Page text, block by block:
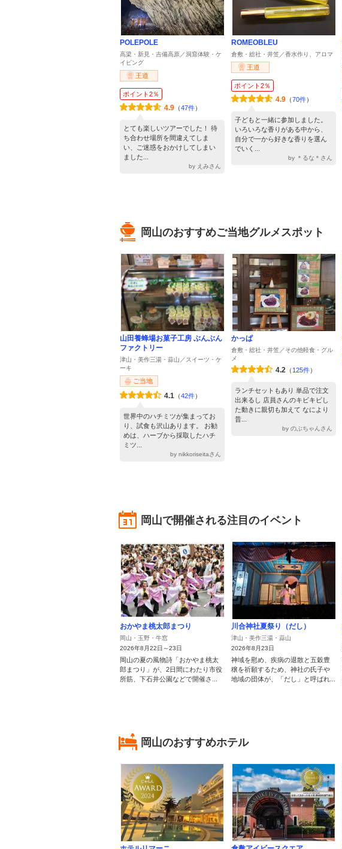
POLEPOLE
高梁・新見・吉備高原／洞窟体験・ケ
イビング
王道
ポイント2％
4.9 （47件）
とても楽しいツアーでした！ 待
ち合わせ場所を間違えてしま
い、ご迷惑をおかけしてしまい
ました...
by えみさん
ROMEOBLEU
倉敷・総社・井笠／香水作り、アロマ
王道
ポイント2％
4.9 （70件）
子どもと一緒に参加しました。
いろいろな香りがある中から、
自分で一から好きな香りを選ん
でいく...
by ＊るな＊さん
岡山のおすすめご当地グルメスポット
山田養蜂場お菓子工房 ぶんぶん
ファクトリー
津山・美作三湯・蒜山／スイーツ・ケ
ーキ
ご当地
4.1 （42件）
世界中のハチミツが集まってお
り、試食も沢山あります。 お勧
めは、ハーブから採取したハチ
ミツ...
by nikkoriseitaさん
かっぱ
倉敷・総社・井笠／その他軽食・グル
メ
4.2 （ 125件）
ランチセットもあり 単品で注文
出来るし 店員さんのキビキビし
た動きに親切も加えて なにより
昔...
by のぶちゃんさん
岡山で開催される注目のイベント
おかやま桃太郎まつり
岡山・玉野・牛窓
2026年8月22日～23日
岡山の夏の風物詩「おかやま桃太
郎まつり」が、2日間にわたり市役
所筋、下石井公園などで開催さ...
川合神社夏祭り（だし）
津山・美作三湯・蒜山
2026年8月23日
神域を慰め、疾病の退散と五穀豊
穣を祈願するため、神社の氏子や
地域の団体が、「だし」と呼ばれ...
岡山のおすすめホテル